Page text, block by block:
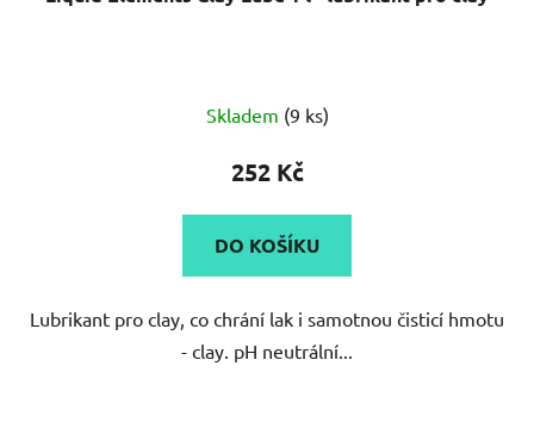
hodnocení
produktu
5,0
z
hvězdiček.
Skladem (9 ks)
252 Kč
DO KOŠÍKU
Lubrikant pro clay, co chrání lak i samotnou čisticí hmotu
- clay. pH neutrální...